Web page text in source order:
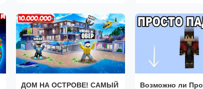
ДОМ НА ОСТРОВЕ! САМЫЙ
Возможно ли